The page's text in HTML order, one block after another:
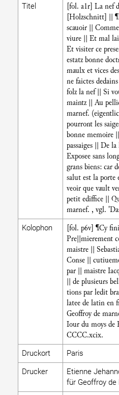
Titel
[fol. a1r] La nef
[Holzschnitt] ||
scauoir ||
viure || Et mal
Et visiter ce
estatz bonne
maulx et vices
ne faictes
folz la nef || Si
maintz || Au
marnef.
pourront les
bonne memoire
passaiges || De
Exposee sans
grans biens: car
salut est la
veoir que vault
petit ediffice ||
marnef. , vgl.
Kolophon
[fol. p6v] ¶Cy
Pre||mierement
maistre ||
Conse ||
par || maistre
|| de plusieurs
tions par ledit
latee de latin en
Geoffroy de
Iour du moys
CCCC.xcix.
Druckort
Paris
Drucker
Etienne
für Geoffroy de